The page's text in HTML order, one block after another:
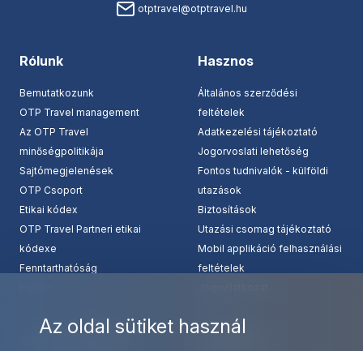
Az oldal sütiket használ
otptravel@otptravel.hu
Rólunk
Bemutatkozunk
OTP Travel management
Az OTP Travel
minőségpolitikája
Sajtómegjelenések
OTP Csoport
Etikai kódex
OTP Travel Partneri etikai
kódexe
Fenntarthatóság
Hasznos
Általános szerződési
feltételek
Adatkezelési tájékoztató
Jogorvoslati lehetőség
Fontos tudnivalók - külföldi
utazások
Biztosítások
Utazási csomag tájékoztató
Mobil applikáció felhasználási
feltételek